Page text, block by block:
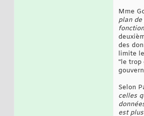
Mme
plan
des
limite
"le trop
Selon
celles
est